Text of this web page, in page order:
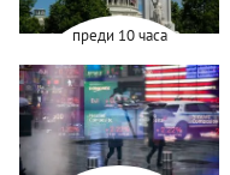
преди 10 часа